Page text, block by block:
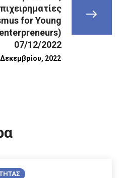
for Young
enterpreneurs)
07/12/2022
2022